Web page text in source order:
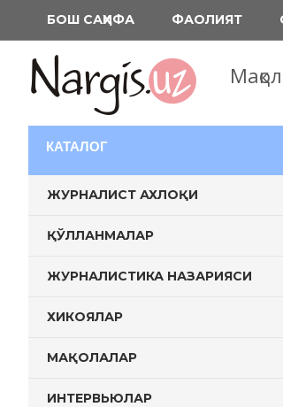
содержимому
БОШ САҲИФА ФАОЛИЯТ
КАТАЛОГ
ЖУРНАЛИСТ АХЛОҚИ
ҚЎЛЛАНМАЛАР
ЖУРНАЛИСТИКА НАЗАРИЯСИ
ХИКОЯЛАР
МАҚОЛАЛАР
ИНТЕРВЬЮЛАР